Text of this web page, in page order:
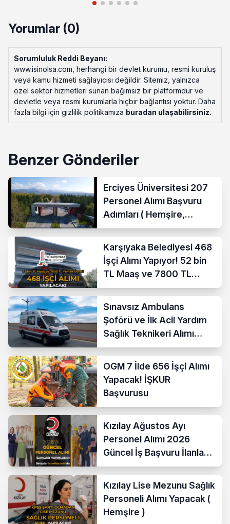
Yorumlar (0)
Sorumluluk Reddi Beyanı:
www.isinolsa.com, herhangi bir devlet kurumu, resmi kuruluş
veya kamu hizmeti sağlayıcısı değildir. Sitemiz, yalnızca
özel sektör hizmetleri sunan bağımsız bir platformdur ve
devletle veya resmi kurumlarla hiçbir bağlantısı yoktur. Daha
fazla bilgi için gizlilik politikamıza buradan ulaşabilirsiniz.
Benzer Gönderiler
Erciyes Üniversitesi 207
Personel Alımı Başvuru
Adımları ( Hemşire,
Temizlik Personeli )
Karşıyaka Belediyesi 468
İşçi Alımı Yapıyor! 52 bin
TL Maaş ve 7800 TL
Yemek Ücreti
Sınavsız Ambulans
Şoförü ve İlk Acil Yardım
Sağlık Teknikeri Alımı
Başladı!
OGM 7 İlde 656 İşçi Alımı
Yapacak! İŞKUR
Başvurusu
Kızılay Ağustos Ayı
Personel Alımı 2026
Güncel İş Başvuru İlanları
Yayımladı!
Kızılay Lise Mezunu Sağlık
Personeli Alımı Yapacak (
Hemşire )